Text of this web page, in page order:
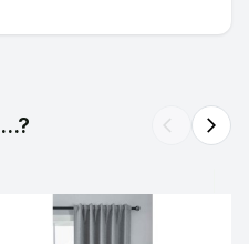
202020610-007
arrow_back_ios arrow_forward_ios